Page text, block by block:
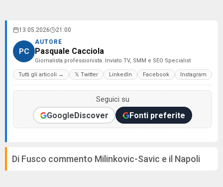
13.05.2026 21:00
PC
AUTORE
Pasquale Cacciola
Giornalista professionista. Inviato TV, SMM e SEO Specialist
Tutti gli articoli → 𝕏 Twitter LinkedIn Facebook Instagram
Seguici su
GoogleDiscover Fonti preferite
Di Fusco commento Milinkovic-Savic e il Napoli